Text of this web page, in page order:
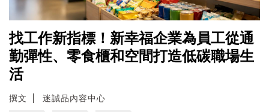
找工作新指標！新幸福企業為員工從通
勤彈性、零食櫃和空間打造低碳職場生
活
撰文 迷誠品內容中心